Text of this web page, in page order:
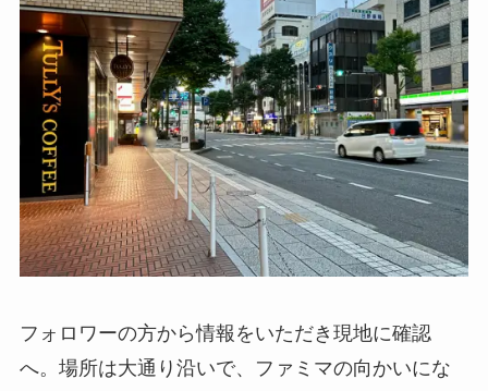
フォロワーの方から情報をいただき現地に確認
へ。場所は大通り沿いで、ファミマの向かいにな